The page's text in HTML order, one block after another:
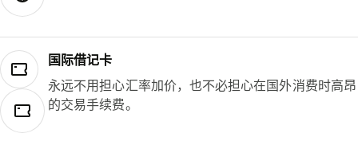
国际借记卡
永远不用担心汇率加价，也不必担心在国外消费时高昂
的交易手续费。